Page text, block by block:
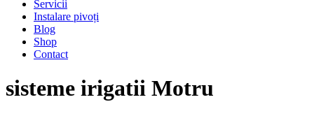
Servicii
Instalare pivoți
Blog
Shop
Contact
sisteme irigatii Motru